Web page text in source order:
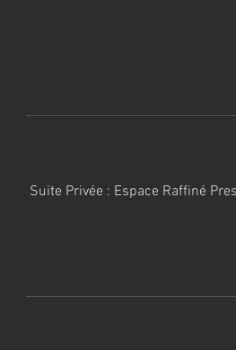
Suite Privée : Espace Raffiné